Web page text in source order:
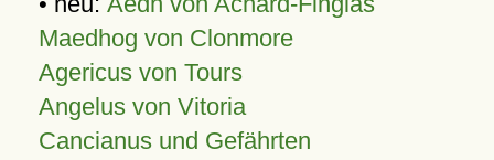
Maedhog von Clonmore
Agericus von Tours
Angelus von Vitoria
Cancianus und Gefährten